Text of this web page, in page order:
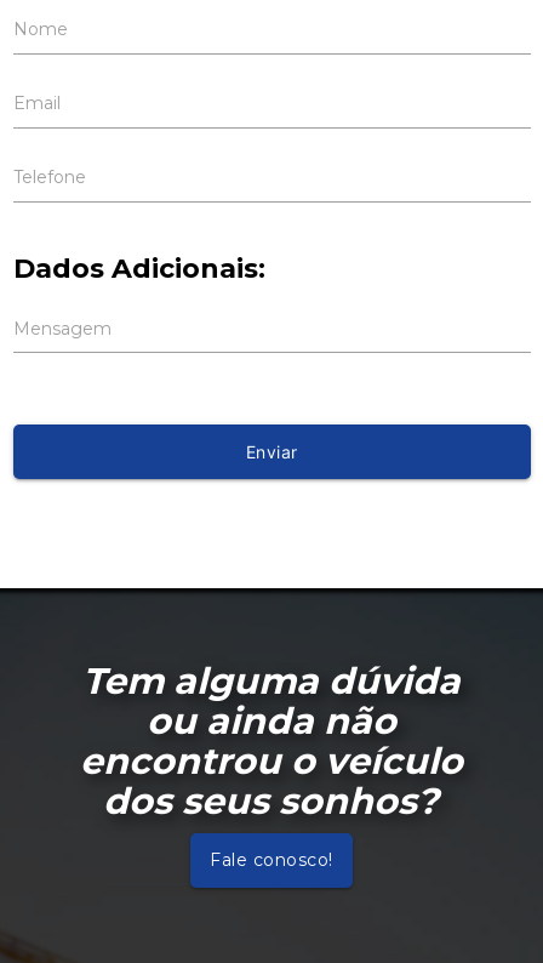
Nome
Email
Telefone
Dados Adicionais:
Mensagem
Tem alguma dúvida
ou ainda não
encontrou o veículo
dos seus sonhos?
Fale conosco!